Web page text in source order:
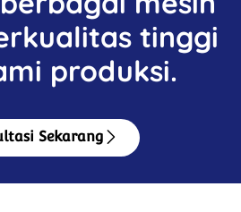
tinggi
produksi.
Sekarang